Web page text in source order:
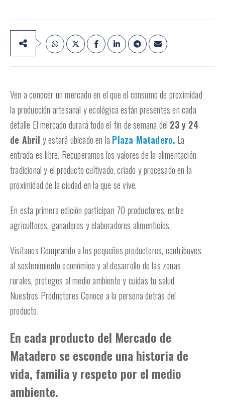
Ven a conocer un mercado en el que el consumo de proximidad
la producción artesanal y ecológica están presentes en cada
detalle El mercado durará todo el fin de semana del 23 y 24
de Abril y estará ubicado en la Plaza Matadero. La
entrada es libre. Recuperamos los valores de la alimentación
tradicional y el producto cultivado, criado y procesado en la
proximidad de la ciudad en la que se vive.
En esta primera edición participan 70 productores, entre
agricultores, ganaderos y elaboradores alimenticios.
Visítanos Comprando a los pequeños productores, contribuyes
al sostenimiento económico y al desarrollo de las zonas
rurales, proteges al medio ambiente y cuidas tu salud
Nuestros Productores Conoce a la persona detrás del
producto.
En cada producto del Mercado de
Matadero se esconde una historia de
vida, familia y respeto por el medio
ambiente.